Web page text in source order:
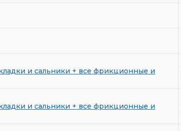
и сальники + все фрикционные и
и сальники + все фрикционные и